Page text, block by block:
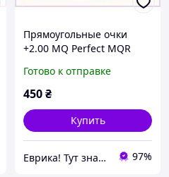
Прямоугольные очки
+2.00 MQ Perfect MQR
75C3451KC4
Готово к отправке
450₴
Купить
Еврика! Тут знайдеться все! 97%